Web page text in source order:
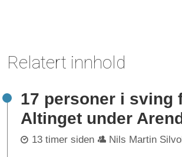
Relatert innhold
17 personer i sving
Altinget under
13 timer siden Nils Martin